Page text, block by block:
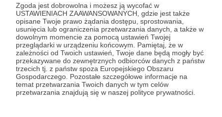
Zgoda jest dobrowolna i możesz ją wycofać w
USTAWIENIACH ZAAWANSOWANYCH, gdzie jest także
opisane Twoje prawo żądania dostępu, sprostowania,
usunięcia lub ograniczenia przetwarzania danych, a także w
dowolnym momencie za pomocą ustawień Twojej
przeglądarki w urządzeniu końcowym. Pamiętaj, że w
zależności od Twoich ustawień, Twoje dane będą mogły być
przekazywane do zewnętrznych odbiorców danych z państw
trzecich tj. z państw spoza Europejskiego Obszaru
Gospodarczego. Pozostałe szczegółowe informacje na
temat przetwarzania Twoich danych w tym celów
przetwarzania znajdują się w naszej polityce prywatności.
aby wyruszyć na Alaskę, a potem Kanadę i tam przeczekać
zimę.
youtube blog przystanek alaska +2